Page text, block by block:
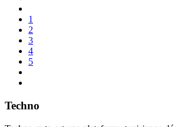
1
2
3
4
5
Techno